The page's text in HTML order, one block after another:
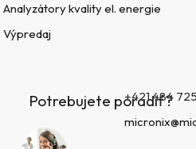
Analyzátory kvality el. energie
Výpredaj
Potrebujete poradiť?
+421 484